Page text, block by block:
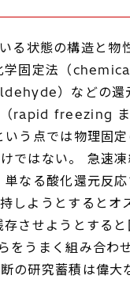
状態の構造と物
学固定法（
）などの還
（rapid freezing
う点では物理固
はない。 急速
なる酸化還元反
ようとすると
させようとする
をうまく組み合
研究蓄積は偉